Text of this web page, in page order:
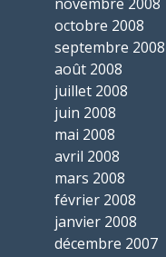
octobre 2008
septembre 2008
août 2008
juillet 2008
juin 2008
mai 2008
avril 2008
mars 2008
février 2008
janvier 2008
décembre 2007